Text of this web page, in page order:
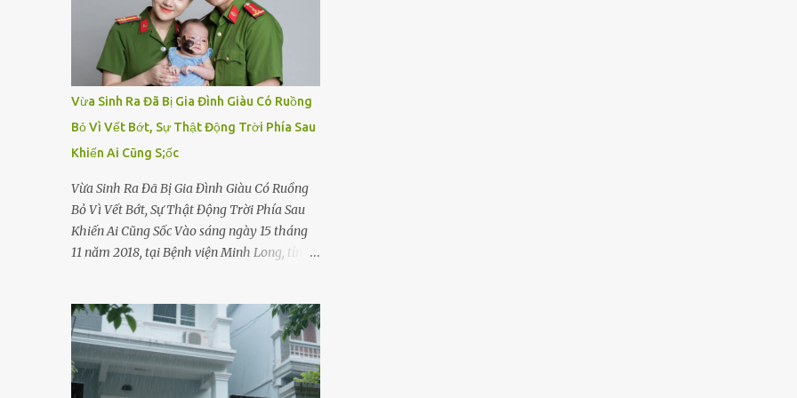
Vừa Sinh Ra Đã Bị Gia Đình Giàu Có Ruồng
Bỏ Vì Vết Bớt, Sự Thật Động Trời Phía Sau
Khiến Ai Cũng S;ốc
Vừa Sinh Ra Đã Bị Gia Đình Giàu Có Ruồng
Bỏ Vì Vết Bớt, Sự Thật Động Trời Phía Sau
Khiến Ai Cũng Sốc Vào sáng ngày 15 tháng
11 năm 2018, tại Bệnh viện Minh Long, tỉnh
vòng tay ấm áp của gia đình, bé lại đối diện
với sự ruồng bỏ lạnh lùng. Đứa trẻ – với một
vết bớt đen trên má – bị gia đình ngoại hình
hoàn hảo, địa vị cao sang của ông Trần Quốc